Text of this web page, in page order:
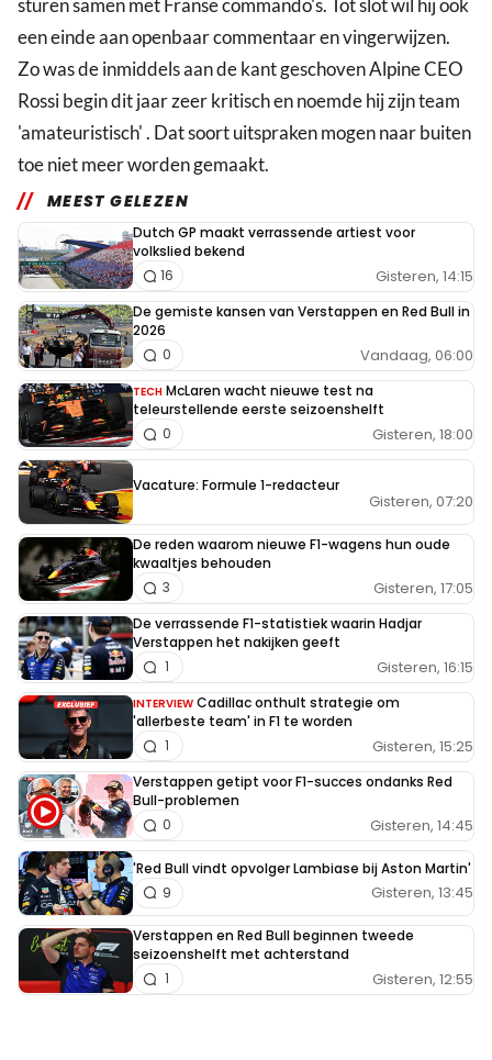
sturen samen met Franse commando's. Tot slot wil hij ook
een einde aan openbaar commentaar en vingerwijzen.
Zo was de inmiddels aan de kant geschoven Alpine CEO
Rossi begin dit jaar zeer kritisch en noemde hij zijn team
'amateuristisch' . Dat soort uitspraken mogen naar buiten
toe niet meer worden gemaakt.
MEEST GELEZEN
Dutch GP maakt verrassende artiest voor
volkslied bekend
Gisteren, 14:15
16
De gemiste kansen van Verstappen en Red Bull in
2026
Vandaag, 06:00
0
TECH McLaren wacht nieuwe test na
teleurstellende eerste seizoenshelft
Gisteren, 18:00
0
Vacature: Formule 1-redacteur
Gisteren, 07:20
De reden waarom nieuwe F1-wagens hun oude
kwaaltjes behouden
Gisteren, 17:05
3
De verrassende F1-statistiek waarin Hadjar
Verstappen het nakijken geeft
Gisteren, 16:15
1
INTERVIEW Cadillac onthult strategie om
'allerbeste team' in F1 te worden
Gisteren, 15:25
1
Verstappen getipt voor F1-succes ondanks Red
Bull-problemen
Gisteren, 14:45
0
'Red Bull vindt opvolger Lambiase bij Aston Martin'
Gisteren, 13:45
9
Verstappen en Red Bull beginnen tweede
seizoenshelft met achterstand
Gisteren, 12:55
1